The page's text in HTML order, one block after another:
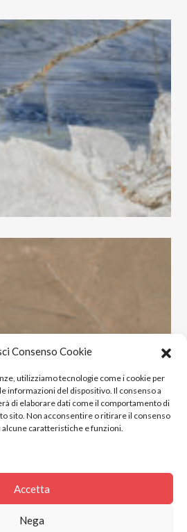
Consenso Cookie
utilizziamo tecnologie come i cookie per
informazioni del dispositivo. Il consenso a
di elaborare dati come il comportamento di
sito. Non acconsentire o ritirare il consenso
caratteristiche e funzioni.
Accetta
Nega
Online. All Rights Reserved.
Santa Maria a Monte, 56020 (PI)